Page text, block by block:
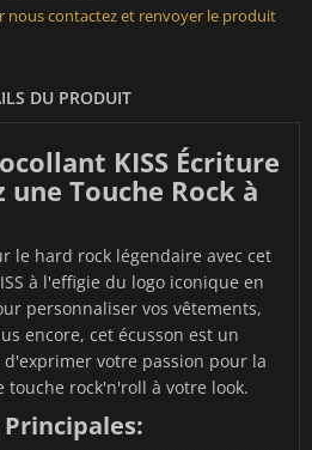
nous contactez et renvoyer le produit
DU PRODUIT
KISS Écriture
une Touche Rock à
le hard rock légendaire avec cet
à l'effigie du logo iconique en
personnaliser vos vêtements,
encore, cet écusson est un
votre passion pour la
rock'n'roll à votre look.